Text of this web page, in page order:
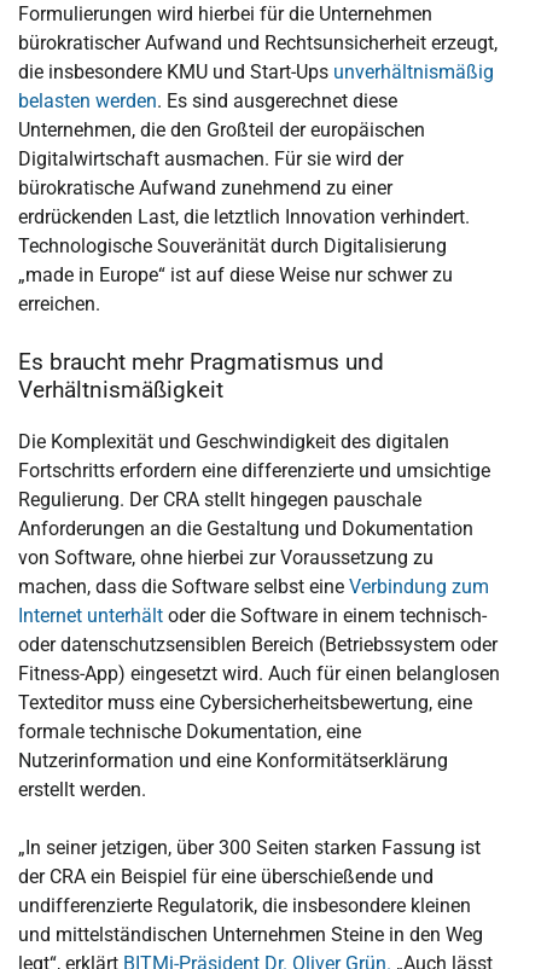
Formulierungen wird hierbei für die Unternehmen
bürokratischer Aufwand und Rechtsunsicherheit erzeugt,
die insbesondere KMU und Start-Ups unverhältnismäßig
belasten werden. Es sind ausgerechnet diese
Unternehmen, die den Großteil der europäischen
Digitalwirtschaft ausmachen. Für sie wird der
bürokratische Aufwand zunehmend zu einer
erdrückenden Last, die letztlich Innovation verhindert.
Technologische Souveränität durch Digitalisierung
„made in Europe“ ist auf diese Weise nur schwer zu
erreichen.
Es braucht mehr Pragmatismus und
Verhältnismäßigkeit
Die Komplexität und Geschwindigkeit des digitalen
Fortschritts erfordern eine differenzierte und umsichtige
Regulierung. Der CRA stellt hingegen pauschale
Anforderungen an die Gestaltung und Dokumentation
von Software, ohne hierbei zur Voraussetzung zu
machen, dass die Software selbst eine Verbindung zum
Internet unterhält oder die Software in einem technisch-
oder datenschutzsensiblen Bereich (Betriebssystem oder
Fitness-App) eingesetzt wird. Auch für einen belanglosen
Texteditor muss eine Cybersicherheitsbewertung, eine
formale technische Dokumentation, eine
Nutzerinformation und eine Konformitätserklärung
erstellt werden.
„In seiner jetzigen, über 300 Seiten starken Fassung ist
der CRA ein Beispiel für eine überschießende und
undifferenzierte Regulatorik, die insbesondere kleinen
und mittelständischen Unternehmen Steine in den Weg
legt“, erklärt BITMi-Präsident Dr. Oliver Grün. „Auch lässt